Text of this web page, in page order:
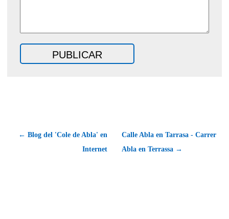
← Blog del 'Cole de Abla' en
Internet
Calle Abla en Tarrasa - Carrer
Abla en Terrassa →